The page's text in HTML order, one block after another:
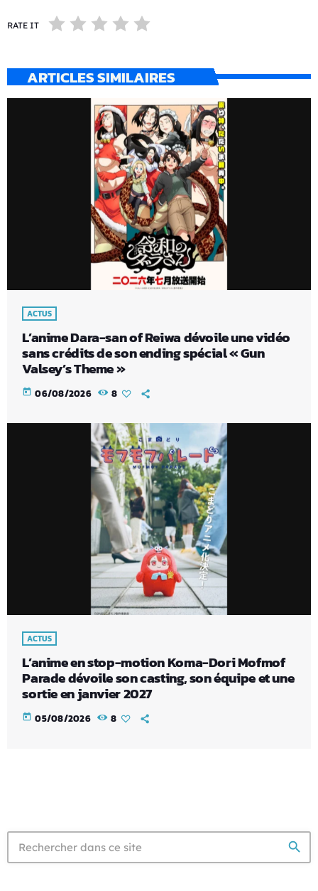
RATE IT
ARTICLES SIMILAIRES
ACTUS
L’anime Dara-san of Reiwa dévoile une vidéo
sans crédits de son ending spécial « Gun
Valsey’s Theme »
today 06/08/2026 8
ACTUS
L’anime en stop-motion Koma-Dori Mofmof
Parade dévoile son casting, son équipe et une
sortie en janvier 2027
today 05/08/2026 8
search